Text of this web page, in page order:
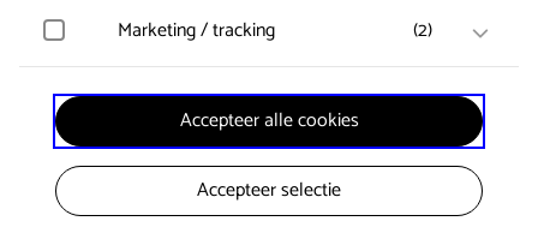
Google Analytics
wordt gemeten en gebruikersgegevens worden
anoniem verzameld.
Marketing / tracking (2)
Vimeo
Gegevens over de bezoeken van de gebruiker worden
verzameld zoals welke pagina’s zijn gelezen.
YouTube
Accepteer alle cookies
Accepteer selectie